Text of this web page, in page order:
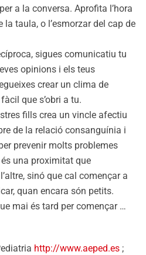
a la conversa. Aprofita l’hora
la taula, o l’esmorzar del cap de
sigues comunicatiu tu
opinions i els teus
crear un clima de
que s’obri a tu.
fills crea un vincle afectiu
de la relació consanguínia i
prevenir molts problemes
una proximitat que
sinó que cal començar a
quan encara són petits.
mai és tard per començar …
http://www.aeped.es ;